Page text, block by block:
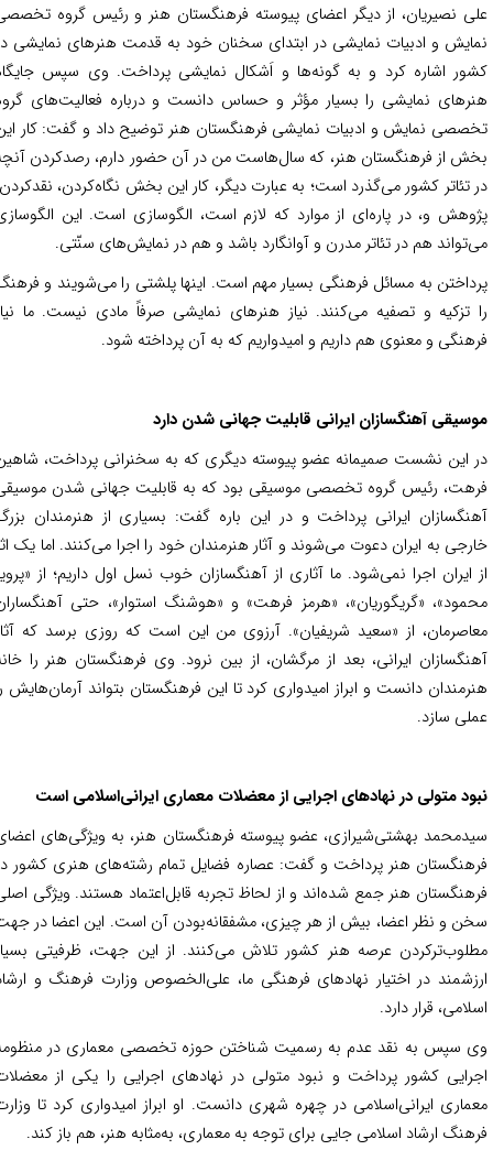
نصیریان، از دیگر اعضای پیوسته فرهنگستان هنر و رئیس گروه تخصصی
و ادبیات نمایشی در ابتدای سخنان خود به قدمت هنرهای نمایشی در
اشاره کرد و به گونه‌‌ها و اَشکال نمایشی پرداخت. وی سپس جایگاه
نمایشی را بسیار مؤثر و حساس دانست و درباره فعالیت‌های گروه
نمایش و ادبیات نمایشی فرهنگستان هنر توضیح داد و گفت: کار این
از فرهنگستان هنر، که سال‌هاست من در آن حضور دارم، رصدکردن آنچه
تئاتر کشور می‌گذرد است؛ به عبارت دیگر، کار این بخش نگاه‌کردن، نقدکردن،
و، در پاره‌ای از موارد که لازم است، الگوسازی است. این الگوسازی
هم در تئاتر مدرن و آوانگارد باشد و هم در نمایش‌های سنّتی.
به مسائل فرهنگی بسیار مهم است. اینها پلشتی را می‌شویند و فرهنگ
تزکیه و تصفیه می‌کنند. نیاز هنرهای نمایشی صرفاً مادی نیست. ما نیاز
و معنوی هم داریم و امیدواریم که به آن پرداخته شود.
آهنگسازان ایرانی قابلیت جهانی شدن دارد
این نشست صمیمانه عضو پیوسته دیگری که به سخنرانی پرداخت، شاهین
رئیس گروه تخصصی موسیقی بود که به قابلیت جهانی شدن موسیقی
ایرانی پرداخت و در این باره گفت: بسیاری از هنرمندان بزرگ
به ایران دعوت می‌شوند و آثار هنرمندان خود را اجرا می‌کنند. اما یک اثر
ایران اجرا نمی‌شود. ما آثاری از آهنگسازان خوب نسل اول داریم؛ از «پرویز
«گریگوریان»، «هرمز فرهت» و «هوشنگ استوار»، حتی آهنگساران
از «سعید شریفیان». آرزوی من این است که روزی برسد که آثار
ایرانی، بعد از مرگشان، از بین نرود. وی فرهنگستان هنر را خانه
دانست و ابراز امیدواری کرد تا این فرهنگستان بتواند آرمان‌هایش را
سازد.
متولی در نهادهای اجرایی از معضلات معماری ایرانی‌اسلامی است
بهشتی‌شیرازی، عضو پیوسته فرهنگستان هنر، به ویژگی‌های اعضای
هنر پرداخت و گفت: عصاره فضایل تمام رشته‌های هنری کشور در
هنر جمع شده‌اند و از لحاظ تجربه قابل‌اعتماد هستند. ویژگی اصلی
و نظر اعضا، بیش از هر چیزی، مشفقانه‌بودن آن است. این اعضا در جهت
عرصه هنر کشور تلاش می‌کنند. از این جهت، ظرفیتی بسیار
در اختیار نهادهای فرهنگی ما، علی‌الخصوص وزارت فرهنگ و ارشاد
قرار دارد.
سپس به نقد عدم به رسمیت شناختن حوزه تخصصی معماری در منظومه
کشور پرداخت و نبود متولی در نهادهای اجرایی را یکی از معضلات
ایرانی‌اسلامی در چهره شهری دانست. او ابراز امیدواری کرد تا وزارت
ارشاد اسلامی جایی برای توجه به معماری، به‌مثابه هنر، هم باز کند.